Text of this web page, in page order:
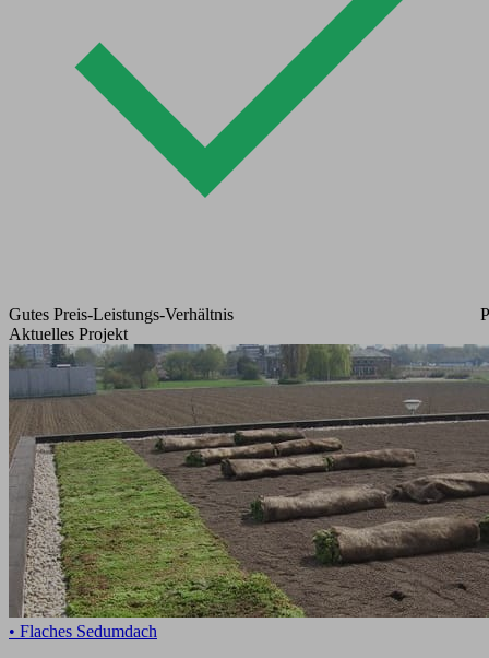
Gutes Preis-Leistungs-Verhältnis
Aktuelles Projekt
• Flaches Sedumdach